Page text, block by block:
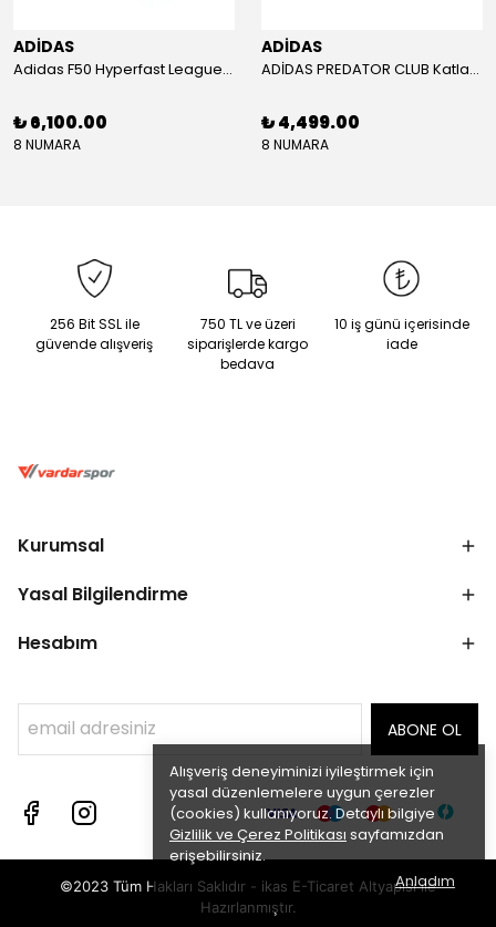
Alışveriş deneyiminizi iyileştirmek için
yasal düzenlemelere uygun çerezler
(cookies) kullanıyoruz. Detaylı bilgiye
Gizlilik ve Çerez Politikası sayfamızdan
erişebilirsiniz.
Anladım
ADİDAS
Adidas F50 Hyperfast League Mid Erkek Krampon (IH7090)
₺ 6,100.00
8 NUMARA
ADİDAS
ADİDAS PREDATOR CLUB Katlanır Dilli Çim Saha/Çoklu Zemin Kramponu JR3330
₺ 4,499.00
8 NUMARA
256 Bit SSL ile
güvende alışveriş
750 TL ve üzeri
siparişlerde kargo
bedava
10 iş günü içerisinde
iade
Kurumsal
Yasal Bilgilendirme
Hesabım
ABONE OL
©2023 Tüm Hakları Saklıdır - ikas E-Ticaret Altyapısı ile
Hazırlanmıştır.